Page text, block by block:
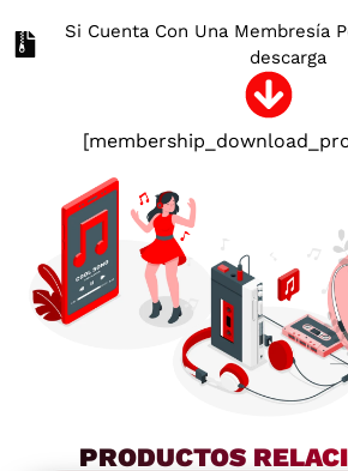
Si Cuenta Con Una Membresía
descarga
PRODUCTOS